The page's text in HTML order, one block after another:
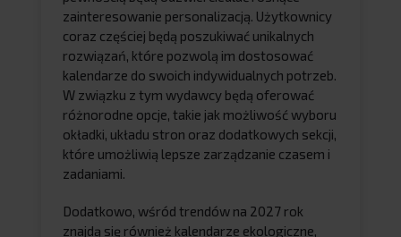
zainteresowanie personalizacją. Użytkownicy
coraz częściej będą poszukiwać unikalnych
rozwiązań, które pozwolą im dostosować
kalendarze do swoich indywidualnych potrzeb.
W związku z tym wydawcy będą oferować
różnorodne opcje, takie jak możliwość wyboru
okładki, układu stron oraz dodatkowych sekcji,
które umożliwią lepsze zarządzanie czasem i
zadaniami.
Dodatkowo, wśród trendów na 2027 rok
znajdą się również kalendarze ekologiczne,